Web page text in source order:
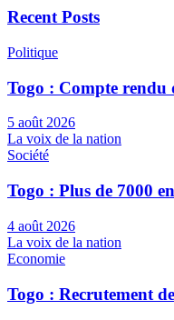
Recent Posts
Politique
Togo : Compte rendu
5 août 2026
La voix de la nation
Société
Togo : Plus de 7000
4 août 2026
La voix de la nation
Economie
Togo : Recrutement